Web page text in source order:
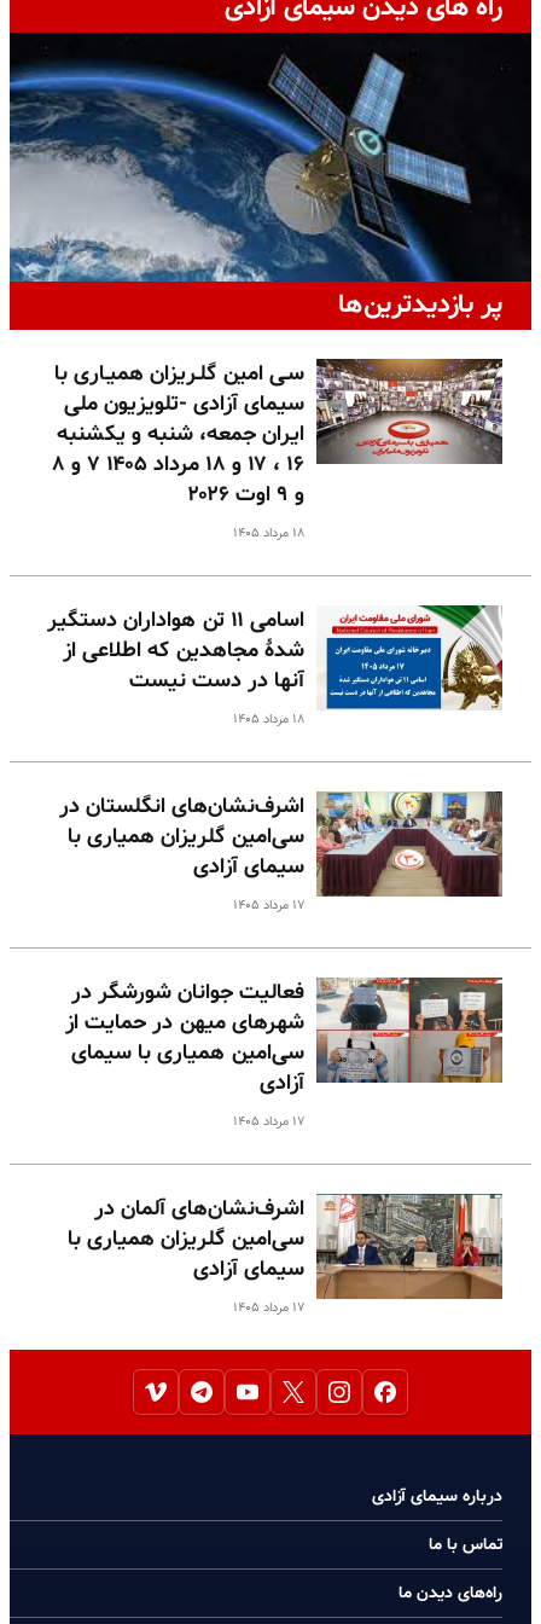
راه های دیدن سیمای آزادی
پر بازدیدترین‌ها
سـی امین گلـریزان همیـاری با
سیمای آزادی -تلویزیون ملی
ایران جمعه، شنبه و یکشنبه
۱۶ ، ۱۷ و ۱۸ مرداد ۱۴۰۵ ۷ و ۸
و ۹ اوت ۲۰۲۶
۱۸ مرداد ۱۴۰۵
اسامی ۱۱ تن هواداران دستگیر
شدهٔ مجاهدین که اطلاعی از
آنها در دست نیست
۱۸ مرداد ۱۴۰۵
اشرف‌نشان‌های انگلستان در
سی‌امین گلریزان همیاری با
سیمای آزادی
۱۷ مرداد ۱۴۰۵
فعالیت جوانان شورشگر در
شهرهای میهن در حمایت از
سی‌امین همیاری با سیمای
آزادی
۱۷ مرداد ۱۴۰۵
اشرف‌نشان‌های آلمان در
سی‌امین گلریزان همیاری با
سیمای آزادی
۱۷ مرداد ۱۴۰۵
درباره سیمای آزادی
تماس با ما
راه‌های دیدن ما